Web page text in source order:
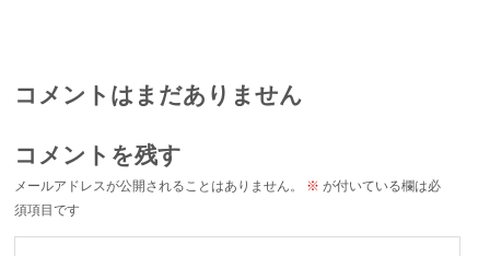
コメントはまだありません
コメントを残す
メールアドレスが公開されることはありません。 ※ が付いている欄は必
須項目です